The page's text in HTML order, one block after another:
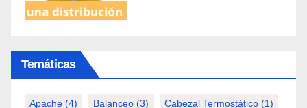
Temáticas
Apache (4) Balanceo (3) Cabezal Termostático (1)